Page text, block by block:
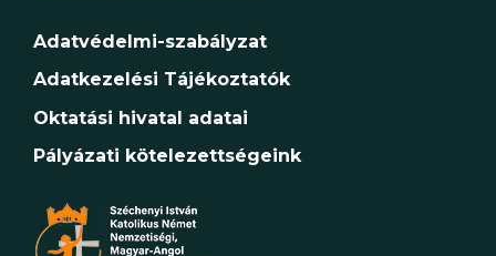
Adatvédelmi-szabályzat
Adatkezelési Tájékoztatók
Oktatási hivatal adatai
Pályázati kötelezettségeink